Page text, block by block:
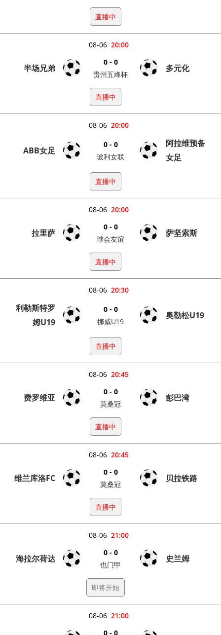
直播中
20:00
08-06
半场兄弟
0 - 0
贵州五峰杯
多元化
直播中
20:00
08-06
ABB女足
0 - 0
玻利女联
阿拉维预备
女足
直播中
20:00
08-06
拉里萨
0 - 0
球会友谊
萨坚索斯
直播中
20:30
08-06
利勒斯特罗
姆U19
0 - 0
挪威U19
奥勒松U19
直播中
20:45
08-06
费罗维亚
0 - 0
莫桑冠
彭巴湾
直播中
20:45
08-06
维兰库洛FC
0 - 0
莫桑冠
贝拉铁路
直播中
21:00
08-06
海拉尔荷达
0 - 0
也门甲
史兰姆
即将开始
21:00
08-06
0 - 0